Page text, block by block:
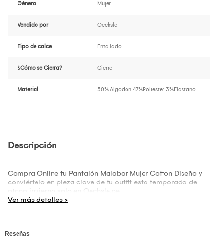
Género Mujer
Vendido por Oechsle
Tipo de calce Entallado
¿Cómo se Cierra? Cierre
Material 50% Algodon 47%Poliester 3%Elastano
Descripción
Compra Online tu Pantalón Malabar Mujer Cotton Diseño y
conviértelo en pieza clave de tu outfit esta temporada de
otoño invierno solo en Oechsle.pe